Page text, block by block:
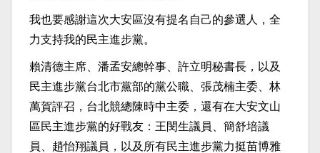
我也要感謝這次大安區沒有提名自己的參選人，全
力支持我的民主進步黨。
賴清德主席、潘孟安總幹事、許立明秘書長，以及
民主進步黨台北市黨部的黨公職、張茂楠主委、林
萬賀評召，台北競總陳時中主委，還有在大安文山
區民主進步黨的好戰友：王閔生議員、簡舒培議
員、趙怡翔議員，以及所有民主進步黨力挺苗博雅